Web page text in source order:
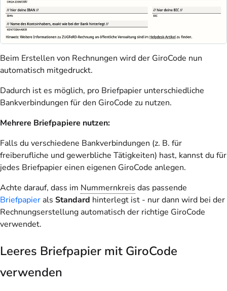
Beim Erstellen von Rechnungen wird der GiroCode nun
automatisch mitgedruckt.
Dadurch ist es möglich, pro Briefpapier unterschiedliche
Bankverbindungen für den GiroCode zu nutzen.
Mehrere Briefpapiere nutzen:
Falls du verschiedene Bankverbindungen (z. B. für
freiberufliche und gewerbliche Tätigkeiten) hast, kannst du für
jedes Briefpapier einen eigenen GiroCode anlegen.
Achte darauf, dass im Nummernkreis das passende
Briefpapier als Standard hinterlegt ist - nur dann wird bei der
Rechnungserstellung automatisch der richtige GiroCode
verwendet.
Leeres Briefpapier mit GiroCode
verwenden